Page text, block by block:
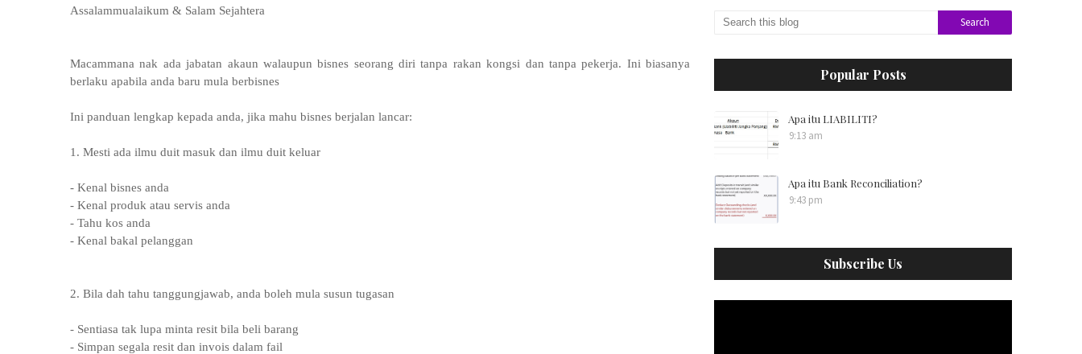
Assalammualaikum & Salam Sejahtera
Macammana nak ada jabatan akaun walaupun bisnes seorang diri tanpa rakan kongsi dan tanpa pekerja. Ini biasanya
berlaku apabila anda baru mula berbisnes
Ini panduan lengkap kepada anda, jika mahu bisnes berjalan lancar:
1. Mesti ada ilmu duit masuk dan ilmu duit keluar
- Kenal bisnes anda
- Kenal produk atau servis anda
- Tahu kos anda
- Kenal bakal pelanggan
2. Bila dah tahu tanggungjawab, anda boleh mula susun tugasan
- Sentiasa tak lupa minta resit bila beli barang
- Simpan segala resit dan invois dalam fail
Popular Posts
Apa itu LIABILITI?
9:13 am
Apa itu Bank Reconciliation?
9:43 pm
Subscribe Us